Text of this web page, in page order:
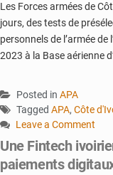
Les Forces armées de
jours, des tests de
personnels de l’armée
2023 à la Base aérienne
Posted in APA
Tagged APA, Côte
Leave a Comment
L’armée
ivoirienne
Une Fintech
paiements